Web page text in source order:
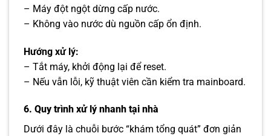
– Máy đột ngột dừng cấp nước.
– Không vào nước dù nguồn cấp ổn định.
Hướng xử lý:
– Tắt máy, khởi động lại để reset.
– Nếu vẫn lỗi, kỹ thuật viên cần kiểm tra mainboard.
6. Quy trình xử lý nhanh tại nhà
Dưới đây là chuỗi bước “khám tổng quát” đơn giản